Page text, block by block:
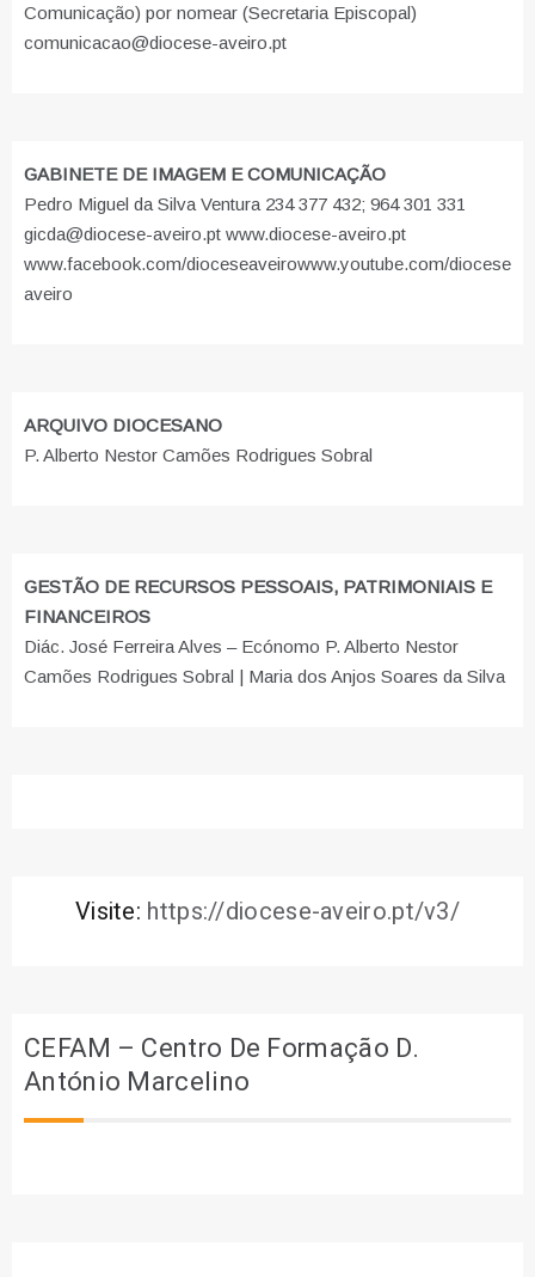
Comunicação) por nomear (Secretaria Episcopal)
comunicacao@diocese-aveiro.pt
GABINETE DE IMAGEM E COMUNICAÇÃO
Pedro Miguel da Silva Ventura 234 377 432; 964 301 331
gicda@diocese-aveiro.pt www.diocese-aveiro.pt
www.facebook.com/dioceseaveirowww.youtube.com/diocese
aveiro
ARQUIVO DIOCESANO
P. Alberto Nestor Camões Rodrigues Sobral
GESTÃO DE RECURSOS PESSOAIS, PATRIMONIAIS E
FINANCEIROS
Diác. José Ferreira Alves – Ecónomo P. Alberto Nestor
Camões Rodrigues Sobral | Maria dos Anjos Soares da Silva
Visite: https://diocese-aveiro.pt/v3/
CEFAM – Centro De Formação D.
António Marcelino